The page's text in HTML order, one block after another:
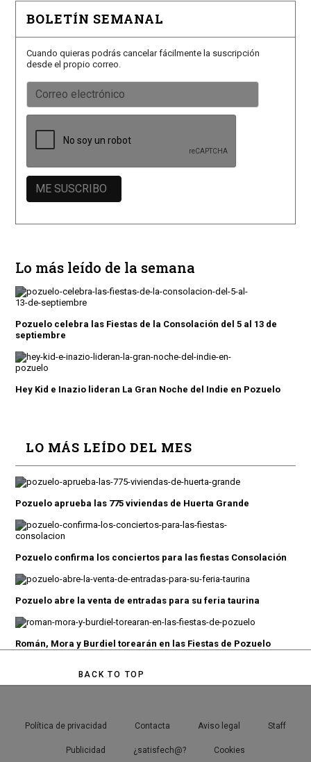
BOLETÍN SEMANAL
Cuando quieras podrás cancelar fácilmente la suscripción
desde el propio correo.
Lo más leído de la semana
Pozuelo celebra las Fiestas de la Consolación del 5 al 13 de
septiembre
Hey Kid e Inazio lideran La Gran Noche del Indie en Pozuelo
LO MÁS LEÍDO DEL MES
Pozuelo aprueba las 775 viviendas de Huerta Grande
Pozuelo confirma los conciertos para las fiestas Consolación
Pozuelo abre la venta de entradas para su feria taurina
Román, Mora y Burdiel torearán en las Fiestas de Pozuelo
BACK TO TOP
Política de privacidad Contacta Aviso legal Staff
Publicidad ¿satisfech@? Cookies